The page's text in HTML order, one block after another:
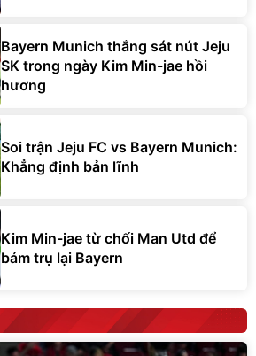
Bayern Munich thắng sát nút Jeju
SK trong ngày Kim Min-jae hồi
hương
Soi trận Jeju FC vs Bayern Munich:
Khẳng định bản lĩnh
Kim Min-jae từ chối Man Utd để
bám trụ lại Bayern